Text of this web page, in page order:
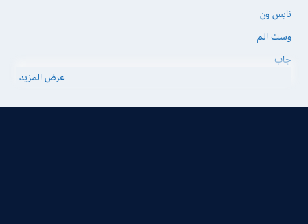
نايس ون
وست الم
جاب
عرض المزيد